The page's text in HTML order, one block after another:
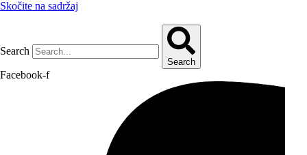
Skočite na sadržaj
Search
Search
Facebook-f